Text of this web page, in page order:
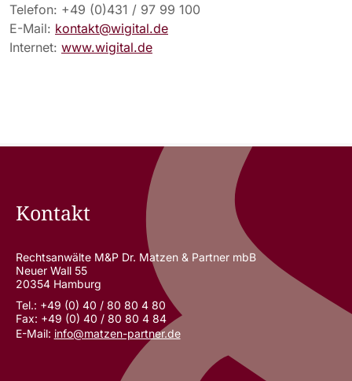
Telefon: +49 (0)431 / 97 99 100
E-Mail: kontakt@wigital.de
Internet: www.wigital.de
Kontakt
Rechtsanwälte M&P Dr. Matzen & Partner mbB
Neuer Wall 55
20354 Hamburg
Tel.: +49 (0) 40 / 80 80 4 80
Fax: +49 (0) 40 / 80 80 4 84
E-Mail: info@matzen-partner.de